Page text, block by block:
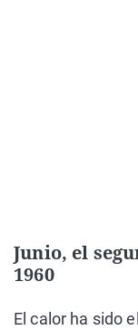
Junio, el
1960
El calor ha sido